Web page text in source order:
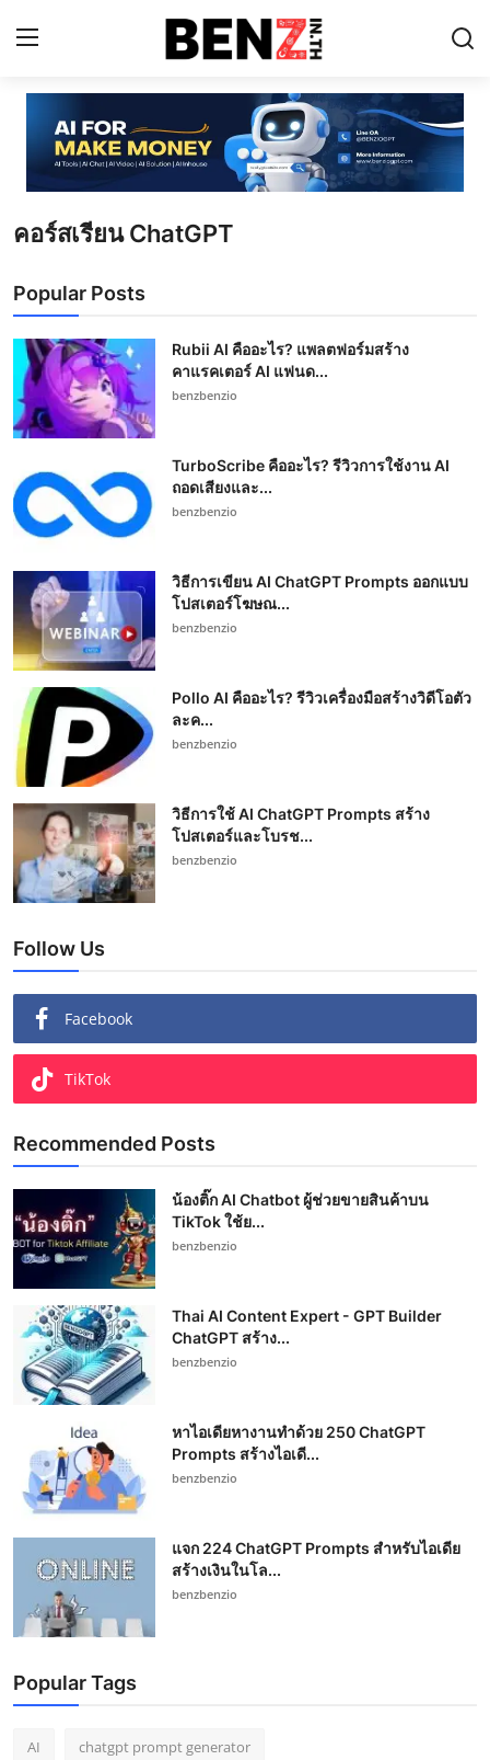
Home
Contact
AI Tools
ChatGPT Prompts
ThaiGPT Builder
คอร์สเรียน ChatGPT
คอร์สเรียน ChatGPT
Popular Posts
Rubii AI คืออะไร? แพลตฟอร์มสร้าง
คาแรคเตอร์ AI แฟนด...
benzbenzio
TurboScribe คืออะไร? รีวิวการใช้งาน AI
ถอดเสียงและ...
benzbenzio
วิธีการเขียน AI ChatGPT Prompts ออกแบบ
โปสเตอร์โฆษณ...
benzbenzio
Pollo AI คืออะไร? รีวิวเครื่องมือสร้างวิดีโอตัว
ละค...
benzbenzio
วิธีการใช้ AI ChatGPT Prompts สร้าง
โปสเตอร์และโบรช...
benzbenzio
Follow Us
Facebook
TikTok
Recommended Posts
น้องติ๊ก AI Chatbot ผู้ช่วยขายสินค้าบน
TikTok ใช้ย...
benzbenzio
Thai AI Content Expert - GPT Builder
ChatGPT สร้าง...
benzbenzio
หาไอเดียหางานทำด้วย 250 ChatGPT
Prompts สร้างไอเดี...
benzbenzio
แจก 224 ChatGPT Prompts สำหรับไอเดีย
สร้างเงินในโล...
benzbenzio
Popular Tags
AI chatgpt prompt generator